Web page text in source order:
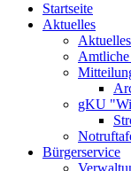
Startseite
Aktuelles
gKU
Bürgerservice